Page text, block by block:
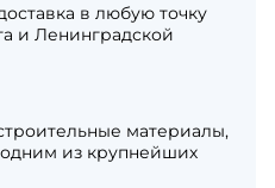
в любую точку
и Ленинградской
материалы,
одним из крупнейших